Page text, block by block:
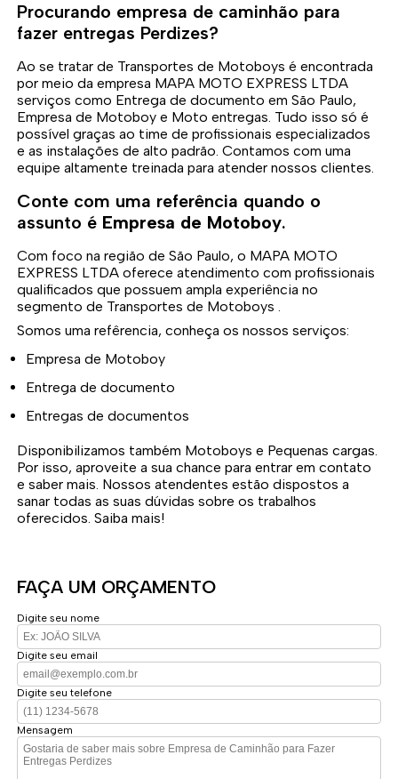
Procurando empresa de caminhão para
fazer entregas Perdizes?
Ao se tratar de Transportes de Motoboys é encontrada
por meio da empresa MAPA MOTO EXPRESS LTDA
serviços como Entrega de documento em São Paulo,
Empresa de Motoboy e Moto entregas. Tudo isso só é
possível graças ao time de profissionais especializados
e as instalações de alto padrão. Contamos com uma
equipe altamente treinada para atender nossos clientes.
Conte com uma referência quando o
assunto é Empresa de Motoboy.
Com foco na região de São Paulo, o MAPA MOTO
EXPRESS LTDA oferece atendimento com profissionais
qualificados que possuem ampla experiência no
segmento de Transportes de Motoboys .
Somos uma refêrencia, conheça os nossos serviços:
Empresa de Motoboy
Entrega de documento
Entregas de documentos
Disponibilizamos também Motoboys e Pequenas cargas.
Por isso, aproveite a sua chance para entrar em contato
e saber mais. Nossos atendentes estão dispostos a
sanar todas as suas dúvidas sobre os trabalhos
oferecidos. Saiba mais!
FAÇA UM ORÇAMENTO
Digite seu nome
Digite seu email
Digite seu telefone
Mensagem